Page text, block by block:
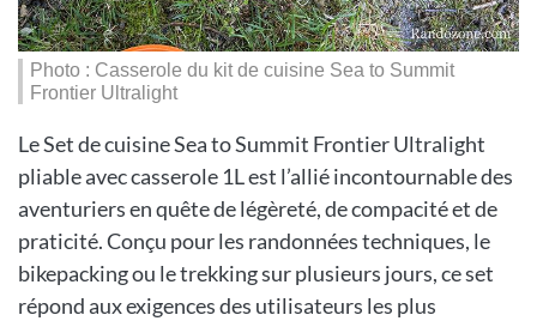
Photo : Casserole du kit de cuisine Sea to Summit
Frontier Ultralight
Le Set de cuisine Sea to Summit Frontier Ultralight
pliable avec casserole 1L est l’allié incontournable des
aventuriers en quête de légèreté, de compacité et de
praticité. Conçu pour les randonnées techniques, le
bikepacking ou le trekking sur plusieurs jours, ce set
répond aux exigences des utilisateurs les plus